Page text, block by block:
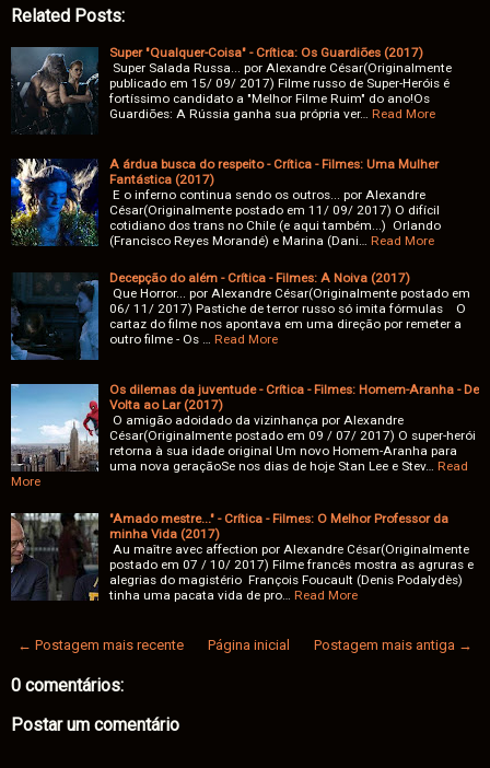
Related Posts:
Super "Qualquer-Coisa" - Crítica: Os Guardiões (2017)
Super Salada Russa... por Alexandre César(Originalmente
publicado em 15/ 09/ 2017) Filme russo de Super-Heróis é
fortíssimo candidato a "Melhor Filme Ruim" do ano!Os
Guardiões: A Rússia ganha sua própria ver… Read More
A árdua busca do respeito - Crítica - Filmes: Uma Mulher
Fantástica (2017)
E o inferno continua sendo os outros... por Alexandre
César(Originalmente postado em 11/ 09/ 2017) O difícil
cotidiano dos trans no Chile (e aqui também...) Orlando
(Francisco Reyes Morandé) e Marina (Dani… Read More
Decepção do além - Crítica - Filmes: A Noiva (2017)
Que Horror... por Alexandre César(Originalmente postado em
06/ 11/ 2017) Pastiche de terror russo só imita fórmulas O
cartaz do filme nos apontava em uma direção por remeter a
outro filme - Os … Read More
Os dilemas da juventude - Crítica - Filmes: Homem-Aranha - De
Volta ao Lar (2017)
O amigão adoidado da vizinhança por Alexandre
César(Originalmente postado em 09 / 07/ 2017) O super-herói
retorna à sua idade original Um novo Homem-Aranha para
uma nova geraçãoSe nos dias de hoje Stan Lee e Stev… Read
More
"Amado mestre..." - Crítica - Filmes: O Melhor Professor da
minha Vida (2017)
Au maître avec affection por Alexandre César(Originalmente
postado em 07 / 10/ 2017) Filme francês mostra as agruras e
alegrias do magistério François Foucault (Denis Podalydès)
tinha uma pacata vida de pro… Read More
← Postagem mais recente Postagem mais antiga →
Página inicial
0 comentários:
Postar um comentário